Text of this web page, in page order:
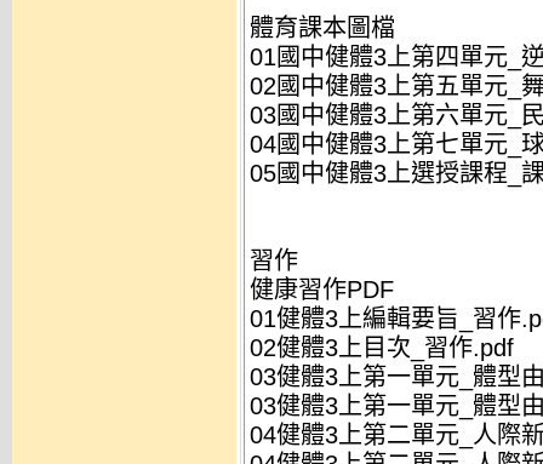
體育課本圖檔
01國中健體3上第四單元_
02國中健體3上第五單元_
03國中健體3上第六單元_
04國中健體3上第七單元_
05國中健體3上選授課程_
習作
健康習作PDF
01健體3上編輯要旨_習作
02健體3上目次_習作.pdf
03健體3上第一單元_體型
03健體3上第一單元_體型
04健體3上第二單元_人際